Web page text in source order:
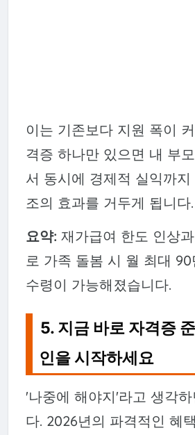
이는 기존보다 지원 폭이
격증 하나만 있으면 내 부
서 동시에 경제적 실익까지
조의 효과를 거두게 됩니다.
요약: 재가급여 한도 인상
로 가족 돌봄 시 월 최대
수령이 가능해졌습니다.
5. 지금 바로 자격증
인을 시작하세요
'나중에 해야지'라고 생각
다. 2026년의 파격적인 혜